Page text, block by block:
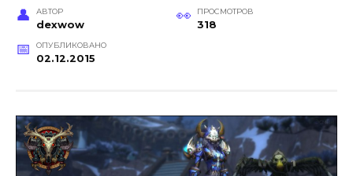
АВТОР
dexwow
ПРОСМОТРОВ
318
ОПУБЛИКОВАНО
02.12.2015